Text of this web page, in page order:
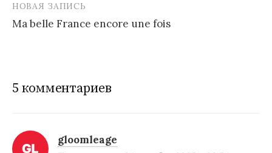
а
г
и
НОВАЯ ЗАПИСЬ
Ma belle France encore une fois
5 комментариев
gloomleage